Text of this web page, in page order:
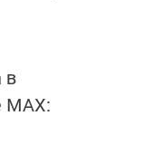
в
MАХ: